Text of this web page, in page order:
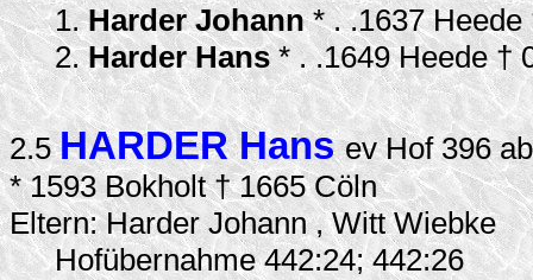
1.Harder Johann* . .1637
2.Harder Hans* . .1649 Heede †
2.5 HARDER Hansev Hof 396
* 1593 Bokholt † 1665 Cöln
Eltern: Harder Johann , Witt Wiebke
Hofübernahme 442:24; 442:26